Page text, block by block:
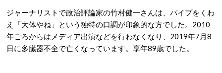
ジャーナリストで政治評論家の竹村健一さんは、パイプをくわ
え「大体やね」という独特の口調が印象的な方でした。2010
年ごろからはメディア出演などを行わなくなり、2019年7月8
日に多臓器不全で亡くなっています。享年89歳でした。